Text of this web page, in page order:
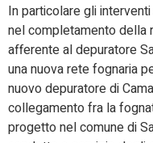
In particolare gli
nel completamento della
afferente al depuratore
una nuova rete fognaria
nuovo depuratore di
collegamento fra la
progetto nel comune di